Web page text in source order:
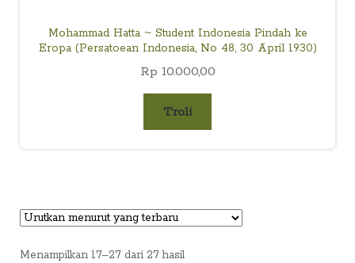
Mohammad Hatta ~ Student Indonesia Pindah ke
Eropa (Persatoean Indonesia, No 48, 30 April 1930)
Rp 10.000,00
Troli
Menampilkan 17–27 dari 27 hasil